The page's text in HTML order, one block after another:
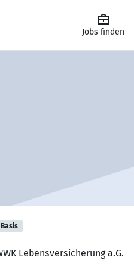
Jobs finden
Basis
Lebensversicherung a.G.